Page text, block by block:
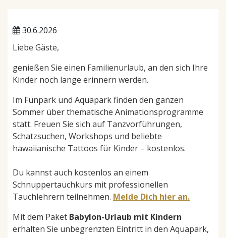
30.6.2026
Liebe Gäste,
genießen Sie einen Familienurlaub, an den sich Ihre
Kinder noch lange erinnern werden.
Im Funpark und Aquapark finden den ganzen
Sommer über thematische Animationsprogramme
statt. Freuen Sie sich auf Tanzvorführungen,
Schatzsuchen, Workshops und beliebte
hawaiianische Tattoos für Kinder – kostenlos.
Du kannst auch kostenlos an einem
Schnuppertauchkurs mit professionellen
Tauchlehrern teilnehmen. Melde Dich hier an.
Mit dem Paket Babylon-Urlaub mit Kindern
erhalten Sie unbegrenzten Eintritt in den Aquapark,